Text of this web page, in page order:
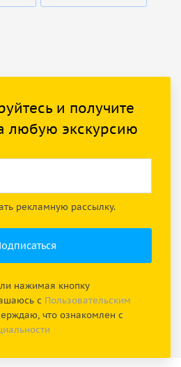
и получите
любую экскурсию
рекламную рассылку.
нажимая кнопку
с Пользовательским
что ознакомлен с